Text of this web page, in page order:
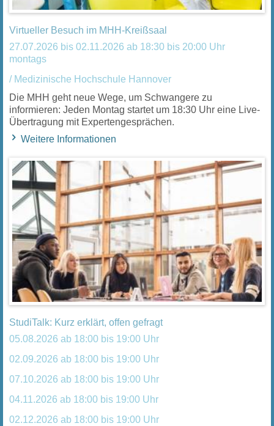
Virtueller Besuch im MHH-Kreißsaal
27.07.2026 bis 02.11.2026 ab 18:30 bis 20:00 Uhr
montags
/ Medizinische Hochschule Hannover
Die MHH geht neue Wege, um Schwangere zu
informieren: Jeden Montag startet um 18:30 Uhr eine Live-
Übertragung mit Expertengesprächen.
Weitere Informationen
StudiTalk: Kurz erklärt, offen gefragt
05.08.2026 ab 18:00 bis 19:00 Uhr
02.09.2026 ab 18:00 bis 19:00 Uhr
07.10.2026 ab 18:00 bis 19:00 Uhr
04.11.2026 ab 18:00 bis 19:00 Uhr
02.12.2026 ab 18:00 bis 19:00 Uhr